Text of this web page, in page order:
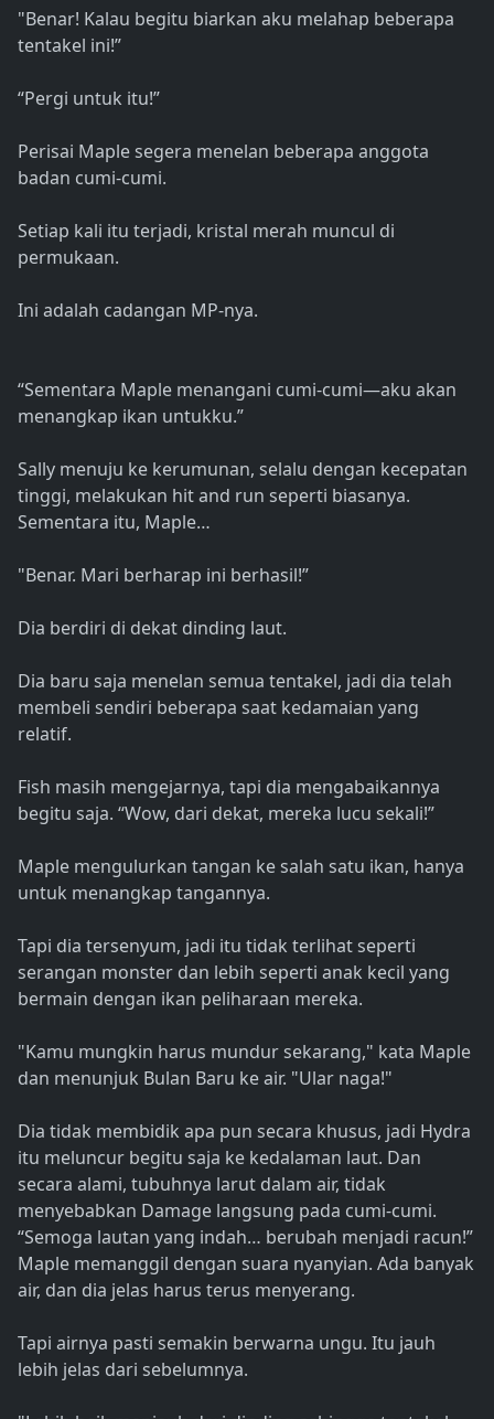
"Benar! Kalau begitu biarkan aku melahap beberapa
tentakel ini!”
“Pergi untuk itu!”
Perisai Maple segera menelan beberapa anggota
badan cumi-cumi.
Setiap kali itu terjadi, kristal merah muncul di
permukaan.
Ini adalah cadangan MP-nya.
“Sementara Maple menangani cumi-cumi—aku akan
menangkap ikan untukku.”
Sally menuju ke kerumunan, selalu dengan kecepatan
tinggi, melakukan hit and run seperti biasanya.
Sementara itu, Maple…
"Benar. Mari berharap ini berhasil!”
Dia berdiri di dekat dinding laut.
Dia baru saja menelan semua tentakel, jadi dia telah
membeli sendiri beberapa saat kedamaian yang
relatif.
Fish masih mengejarnya, tapi dia mengabaikannya
begitu saja. “Wow, dari dekat, mereka lucu sekali!”
Maple mengulurkan tangan ke salah satu ikan, hanya
untuk menangkap tangannya.
Tapi dia tersenyum, jadi itu tidak terlihat seperti
serangan monster dan lebih seperti anak kecil yang
bermain dengan ikan peliharaan mereka.
"Kamu mungkin harus mundur sekarang," kata Maple
dan menunjuk Bulan Baru ke air. "Ular naga!"
Dia tidak membidik apa pun secara khusus, jadi Hydra
itu meluncur begitu saja ke kedalaman laut. Dan
secara alami, tubuhnya larut dalam air, tidak
menyebabkan Damage langsung pada cumi-cumi.
“Semoga lautan yang indah… berubah menjadi racun!”
Maple memanggil dengan suara nyanyian. Ada banyak
air, dan dia jelas harus terus menyerang.
Tapi airnya pasti semakin berwarna ungu. Itu jauh
lebih jelas dari sebelumnya.